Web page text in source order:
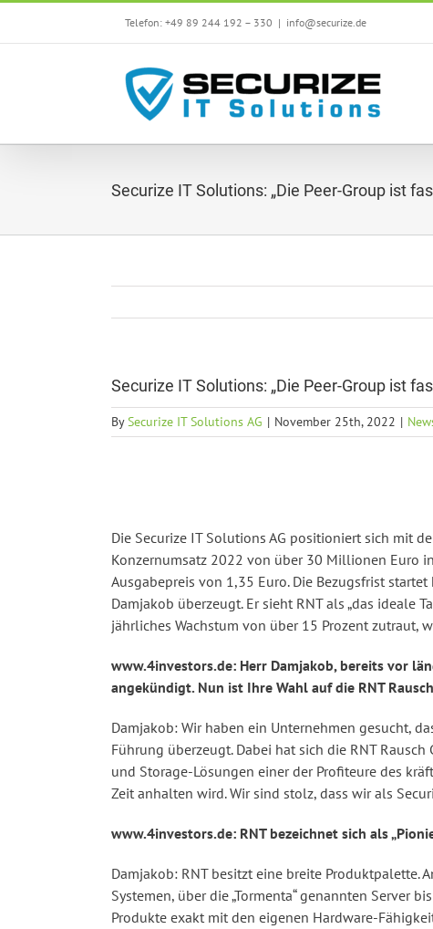
Telefon: +49 89 244 192 – 330 | info@securize.de
Securize IT Solutions: „Die Peer-Group ist
Securize IT Solutions: „Die Peer-Group ist
BySecurize IT Solutions AG | November 25th, 2022 |
Die Securize IT Solutions AG positioniert sich mit
Konzernumsatz 2022 von über 30 Millionen Euro
Ausgabepreis von 1,35 Euro. Die Bezugsfrist
Damjakob überzeugt. Er sieht RNT als „das ideale
jährliches Wachstum von über 15 Prozent zutraut,
www.4investors.de: Herr Damjakob, bereits vor
angekündigt. Nun ist Ihre Wahl auf die RNT
Damjakob: Wir haben ein Unternehmen gesucht,
Führung überzeugt. Dabei hat sich die RNT
und Storage-Lösungen einer der Profiteure des
Zeit anhalten wird. Wir sind stolz, dass wir als
www.4investors.de: RNT bezeichnet sich als
Damjakob: RNT besitzt eine breite Produktpalette.
Systemen, über die „Tormenta“ genannten Server
Produkte exakt mit den eigenen Hardware-